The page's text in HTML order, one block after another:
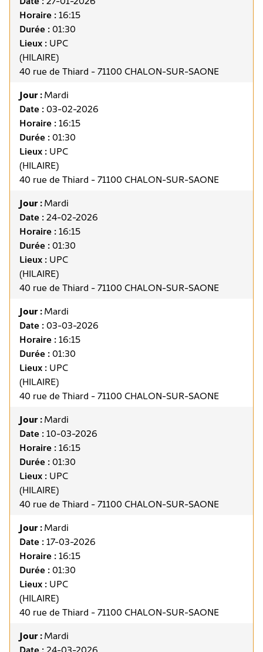
Horaire :16:15
Durée :01:30
Lieux : UPC
(HILAIRE)
40 rue de Thiard - 71100 CHALON-SUR-SAONE
Jour :Mardi
Date :03-02-2026
Horaire :16:15
Durée :01:30
Lieux : UPC
(HILAIRE)
40 rue de Thiard - 71100 CHALON-SUR-SAONE
Jour :Mardi
Date :24-02-2026
Horaire :16:15
Durée :01:30
Lieux : UPC
(HILAIRE)
40 rue de Thiard - 71100 CHALON-SUR-SAONE
Jour :Mardi
Date :03-03-2026
Horaire :16:15
Durée :01:30
Lieux : UPC
(HILAIRE)
40 rue de Thiard - 71100 CHALON-SUR-SAONE
Jour :Mardi
Date :10-03-2026
Horaire :16:15
Durée :01:30
Lieux : UPC
(HILAIRE)
40 rue de Thiard - 71100 CHALON-SUR-SAONE
Jour :Mardi
Date :17-03-2026
Horaire :16:15
Durée :01:30
Lieux : UPC
(HILAIRE)
40 rue de Thiard - 71100 CHALON-SUR-SAONE
Jour :Mardi
Date :24-03-2026